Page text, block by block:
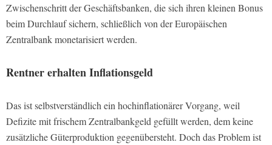
Zwischenschritt der Geschäftsbanken, die sich ihren kleinen Bonus
beim Durchlauf sichern, schließlich von der Europäischen
Zentralbank monetarisiert werden.
Rentner erhalten Inflationsgeld
Das ist selbstverständlich ein hochinflationärer Vorgang, weil
Defizite mit frischem Zentralbankgeld gefüllt werden, dem keine
zusätzliche Güterproduktion gegenübersteht. Doch das Problem ist